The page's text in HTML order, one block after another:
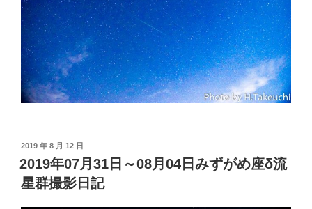
投
稿
日:
2019 年 8 月 12 日
2019年07月31日～08月04日みずがめ座δ流
星群撮影日記